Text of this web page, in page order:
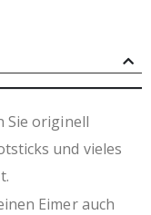
Sie originell
und vieles
Eimer auch